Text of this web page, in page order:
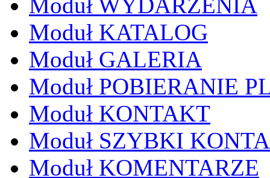
Moduł KATALOG
Moduł GALERIA
Moduł POBIERANIE
Moduł KONTAKT
Moduł SZYBKI
Moduł KOMENTARZE